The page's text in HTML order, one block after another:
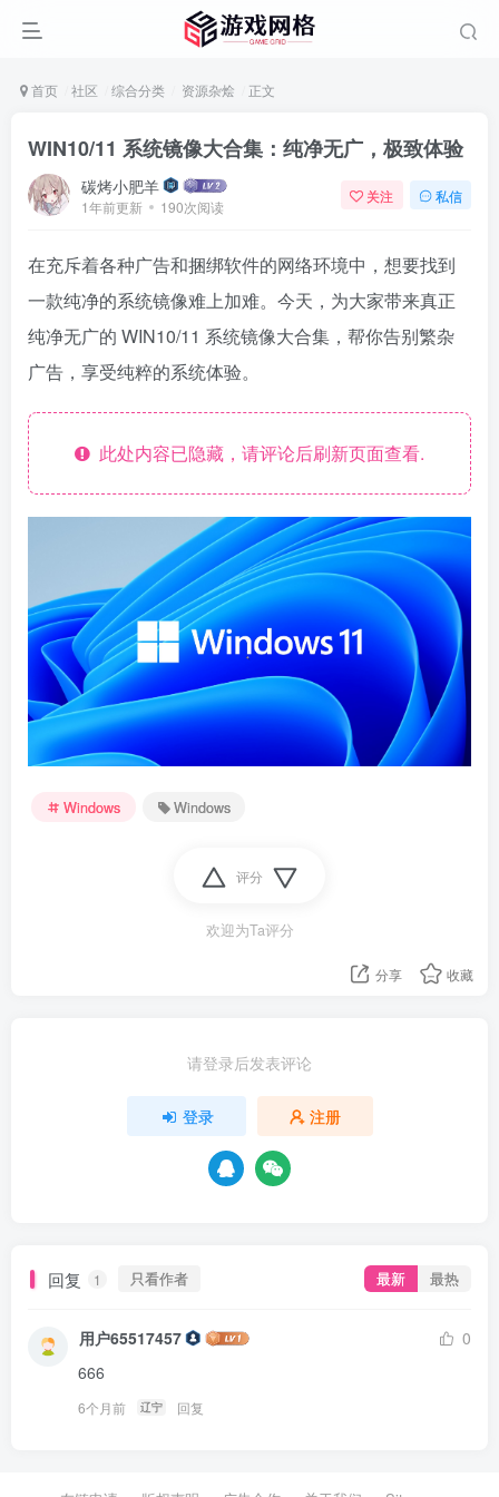
网络游戏
关注
首页 社区 综合分类 资源杂烩 正文
WIN10/11 系统镜像大合集：纯净无广，极致体验
碳烤小肥羊
1年前更新 190次阅读
关注 私信
在充斥着各种广告和捆绑软件的网络环境中，想要找到
一款纯净的系统镜像难上加难。今天，为大家带来真正
纯净无广的 WIN10/11 系统镜像大合集，帮你告别繁杂
广告，享受纯粹的系统体验。
此处内容已隐藏，请评论后刷新页面查看.
Windows Windows
评分
欢迎为Ta评分
分享 收藏
请登录后发表评论
登录 注册
回复 1 只看作者 最新 最热
用户65517457
0
666
6个月前 辽宁 回复